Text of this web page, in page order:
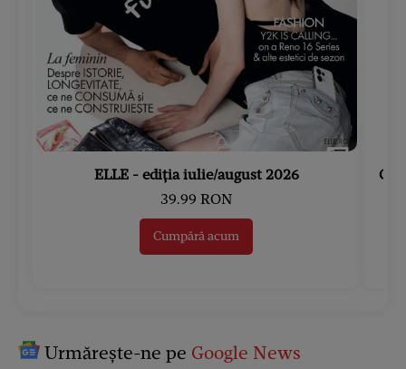
ELLE - ediția iulie/august 2026
39.99 RON
Cumpără acum
Urmărește-ne pe Google News